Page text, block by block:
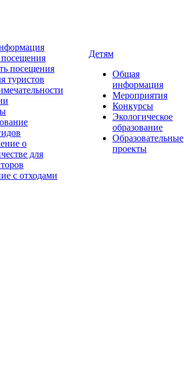
посещения
туристов
о
для
с отходами
Детям
Общая
информация
Мероприятия
Конкурсы
Экологическое
образование
Образовательные
проекты